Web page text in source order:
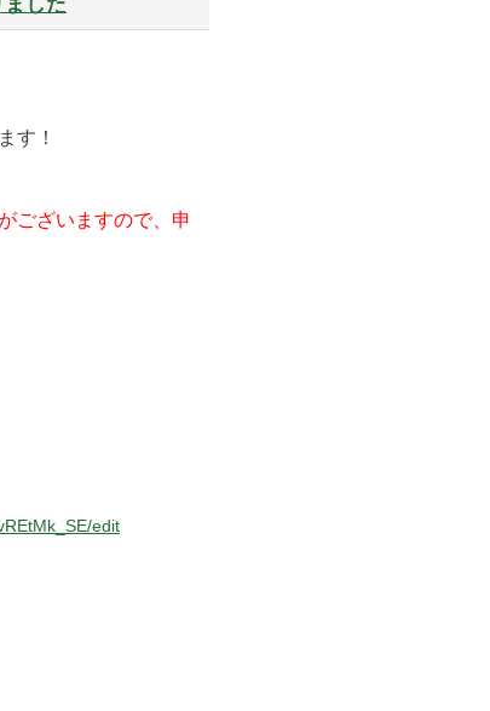
！
込
み
り
す！
ございますので、申
edit